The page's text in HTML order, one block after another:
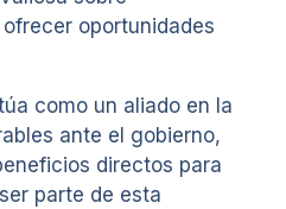
oportunidades
como un aliado en la
ante el gobierno,
directos para
parte de esta